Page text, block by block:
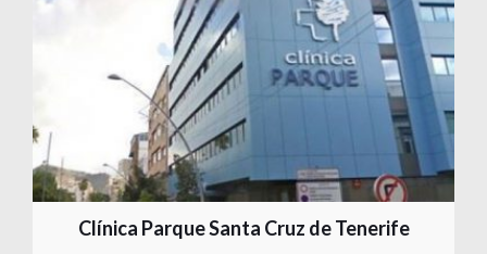
Clínica Parque Santa Cruz de Tenerife